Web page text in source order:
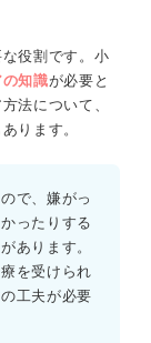
役割です。小
知識が必要と
法について、
ります。
で、嫌がっ
ったりする
あります。
を受けられ
工夫が必要